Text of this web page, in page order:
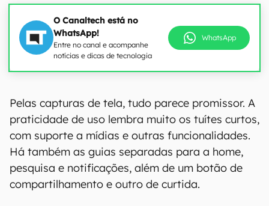
O Canaltech está no
WhatsApp!
Entre no canal e acompanhe
notícias e dicas de tecnologia
WhatsApp
Pelas capturas de tela, tudo parece promissor. A
praticidade de uso lembra muito os tuítes curtos,
com suporte a mídias e outras funcionalidades.
Há também as guias separadas para a home,
pesquisa e notificações, além de um botão de
compartilhamento e outro de curtida.